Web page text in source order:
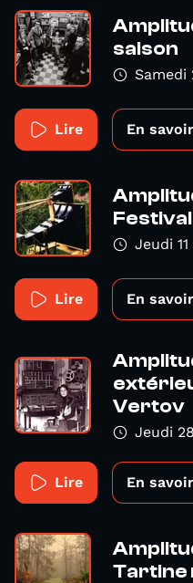
saison
Samedi
Lire En
Jeudi
Lire En
Vertov
Jeudi
Lire En
Tartine